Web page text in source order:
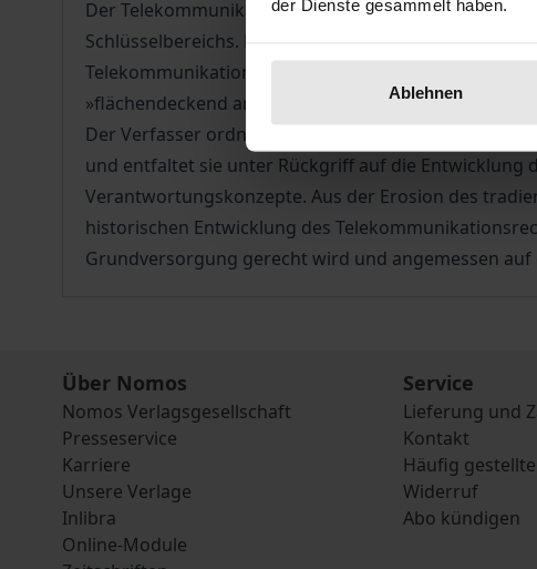
der Dienste gesammelt haben.
Ablehnen
Der Telekommunikationssektor boomt – nicht
Schlüsselbereichs. Dabei wurde die traditionell
Telekommunikationsleistungen weitgehend dem
»flächendeckend angemessene und ausreichende
Der Verfasser ordnet diese Fragestellungen in den
und entfaltet sie unter Rückgriff auf die Entwicklung
Verantwortungskonzepte. Aus der Erosion des
historischen Entwicklung des
Grundversorgung gerecht wird und angemessen
Über Nomos
Nomos Verlagsgesellschaft
Presseservice
Karriere
Unsere Verlage
Inlibra
Online-Module
Service
Lieferung und
Kontakt
Häufig
Widerruf
Abo kündigen